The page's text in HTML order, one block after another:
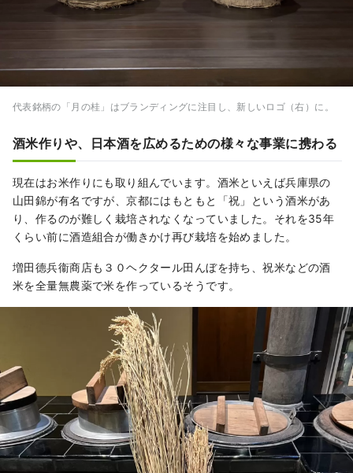
代表銘柄の「月の桂」はブランディングに注目し、新しいロゴ（右）に。
酒米作りや、日本酒を広めるための様々な事業に携わる
現在はお米作りにも取り組んでいます。酒米といえば兵庫県の
山田錦が有名ですが、京都にはもともと「祝」という酒米があ
り、作るのが難しく栽培されなくなっていました。それを35年
くらい前に酒造組合が働きかけ再び栽培を始めました。
増田德兵衞商店も３０ヘクタール田んぼを持ち、祝米などの酒
米を全量無農薬で米を作っているそうです。